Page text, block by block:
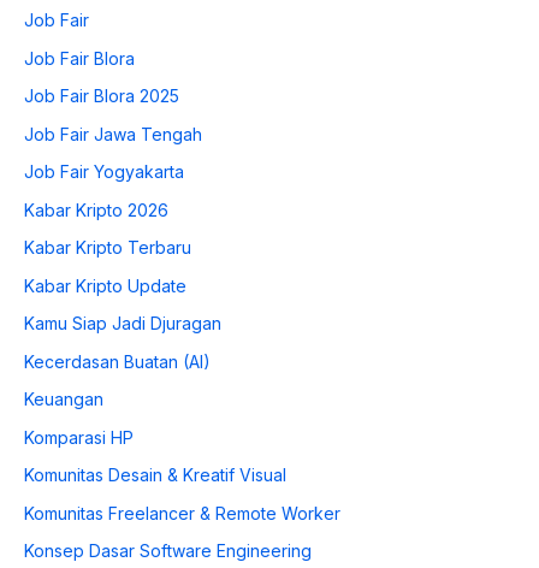
Job Fair
Job Fair Blora
Job Fair Blora 2025
Job Fair Jawa Tengah
Job Fair Yogyakarta
Kabar Kripto 2026
Kabar Kripto Terbaru
Kabar Kripto Update
Kamu Siap Jadi Djuragan
Kecerdasan Buatan (AI)
Keuangan
Komparasi HP
Komunitas Desain & Kreatif Visual
Komunitas Freelancer & Remote Worker
Konsep Dasar Software Engineering